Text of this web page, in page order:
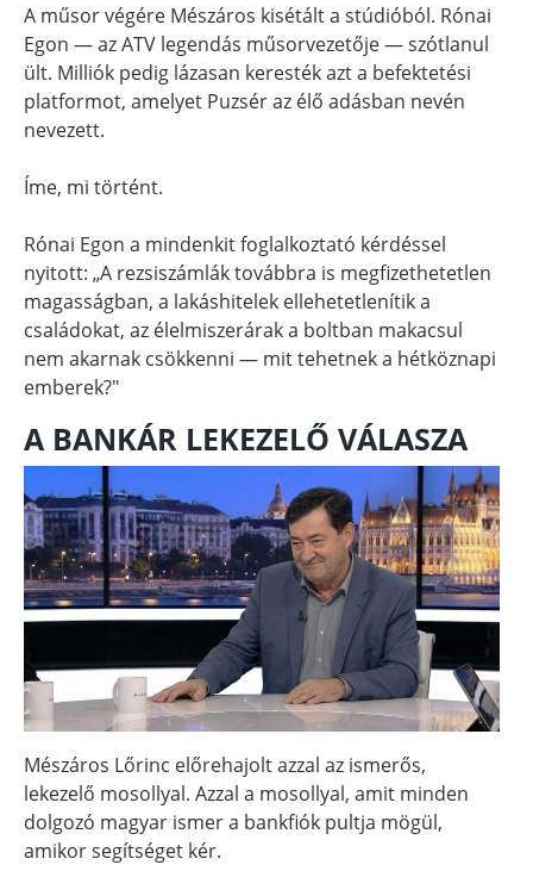
A műsor végére Mészáros kisétált a stúdióból. Rónai
Egon — az ATV legendás műsorvezetője — szótlanul
ült. Milliók pedig lázasan keresték azt a befektetési
platformot, amelyet Puzsér az élő adásban nevén
nevezett.
Íme, mi történt.
Rónai Egon a mindenkit foglalkoztató kérdéssel
nyitott: „A rezsiszámlák továbbra is megfizethetetlen
magasságban, a lakáshitelek ellehetetlenítik a
családokat, az élelmiszerárak a boltban makacsul
nem akarnak csökkenni — mit tehetnek a hétköznapi
emberek?"
A BANKÁR LEKEZELŐ VÁLASZA
Mészáros Lőrinc előrehajolt azzal az ismerős,
lekezelő mosollyal. Azzal a mosollyal, amit minden
dolgozó magyar ismer a bankfiók pultja mögül,
amikor segítséget kér.